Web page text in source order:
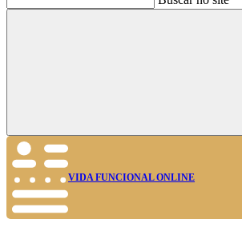
Buscar
VIDA FUNCIONAL ONLINE